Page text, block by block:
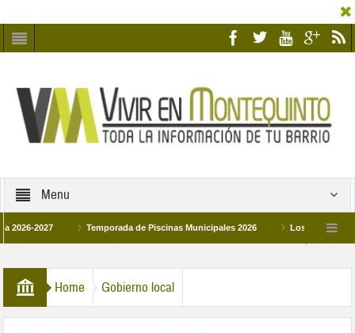
Menu
Temporada de Piscinas Municipales 2026 Los Campus de
Home Gobierno local